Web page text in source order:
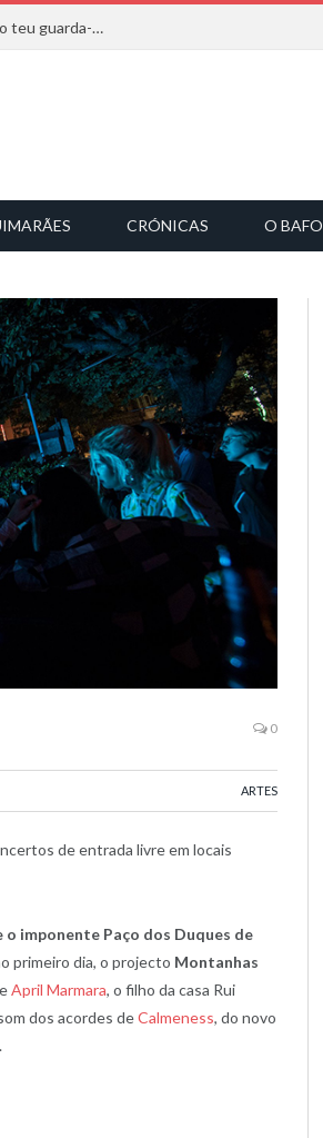
20 marcas que saem diretamente da cidade-berço para o teu guarda-roupa
CRÓNICAS O BAFO
0
ARTES
de entrada livre em locais
o imponente Paço dos Duques de
primeiro dia, o projecto Montanhas
April Marmara, o filho da casa Rui
dos acordes deCalmeness, do novo
.